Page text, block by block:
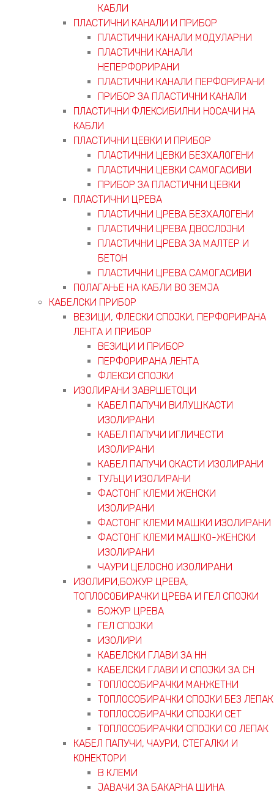
КАБЛИ
ПЛАСТИЧНИ КАНАЛИ И ПРИБОР
ПЛАСТИЧНИ КАНАЛИ МОДУЛАРНИ
ПЛАСТИЧНИ КАНАЛИ
НЕПЕРФОРИРАНИ
ПЛАСТИЧНИ КАНАЛИ ПЕРФОРИРАНИ
ПРИБОР ЗА ПЛАСТИЧНИ КАНАЛИ
ПЛАСТИЧНИ ФЛЕКСИБИЛНИ НОСАЧИ НА
КАБЛИ
ПЛАСТИЧНИ ЦЕВКИ И ПРИБОР
ПЛАСТИЧНИ ЦЕВКИ БЕЗХАЛОГЕНИ
ПЛАСТИЧНИ ЦЕВКИ САМОГАСИВИ
ПРИБОР ЗА ПЛАСТИЧНИ ЦЕВКИ
ПЛАСТИЧНИ ЦРЕВА
ПЛАСТИЧНИ ЦРЕВА БЕЗХАЛОГЕНИ
ПЛАСТИЧНИ ЦРЕВА ДВОСЛОЈНИ
ПЛАСТИЧНИ ЦРЕВА ЗА МАЛТЕР И
БЕТОН
ПЛАСТИЧНИ ЦРЕВА САМОГАСИВИ
ПОЛАГАЊЕ НА КАБЛИ ВО ЗЕМЈА
КАБЕЛСКИ ПРИБОР
ВЕЗИЦИ, ФЛЕСКИ СПОЈКИ, ПЕРФОРИРАНА
ЛЕНТА И ПРИБОР
ВЕЗИЦИ И ПРИБОР
ПЕРФОРИРАНА ЛЕНТА
ФЛЕКСИ СПОЈКИ
ИЗОЛИРАНИ ЗАВРШЕТОЦИ
КАБЕЛ ПАПУЧИ ВИЛУШКАСТИ
ИЗОЛИРАНИ
КАБЕЛ ПАПУЧИ ИГЛИЧЕСТИ
ИЗОЛИРАНИ
КАБЕЛ ПАПУЧИ ОКАСТИ ИЗОЛИРАНИ
ТУЉЦИ ИЗОЛИРАНИ
ФАСТОНГ КЛЕМИ ЖЕНСКИ
ИЗОЛИРАНИ
ФАСТОНГ КЛЕМИ МАШКИ ИЗОЛИРАНИ
ФАСТОНГ КЛЕМИ МАШКO-ЖЕНСКИ
ИЗОЛИРАНИ
ЧАУРИ ЦЕЛОСНО ИЗОЛИРАНИ
ИЗОЛИРИ,БОЖУР ЦРЕВА,
ТОПЛОСОБИРАЧКИ ЦРЕВА И ГЕЛ СПОЈКИ
БОЖУР ЦРЕВА
ГЕЛ СПОЈКИ
ИЗОЛИРИ
КАБЕЛСКИ ГЛАВИ ЗА НН
КАБЕЛСКИ ГЛАВИ И СПОЈКИ ЗА СН
ТОПЛОСОБИРАЧКИ МАНЖЕТНИ
ТОПЛОСОБИРАЧКИ СПОЈКИ БЕЗ ЛЕПАК
ТОПЛОСОБИРАЧКИ СПОЈКИ СЕТ
ТОПЛОСОБИРАЧКИ СПОЈКИ СО ЛЕПАК
КАБЕЛ ПАПУЧИ, ЧАУРИ, СТЕГАЛКИ И
КОНЕКТОРИ
В КЛЕМИ
ЈАВАЧИ ЗА БАКАРНА ШИНА